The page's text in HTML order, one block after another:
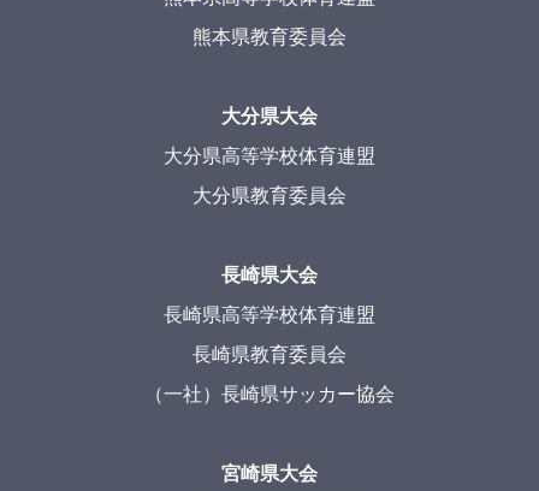
熊本県教育委員会
大分県大会
大分県高等学校体育連盟
大分県教育委員会
長崎県大会
長崎県高等学校体育連盟
長崎県教育委員会
（一社）長崎県サッカー協会
宮崎県大会